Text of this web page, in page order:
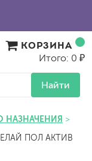
Найти
КОРЗИНА
Итого: 0 ₽
НАЗНАЧЕНИЯ
ПОЛ АКТИВ